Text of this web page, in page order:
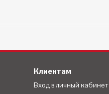
Клиентам
Вход в личный кабинет